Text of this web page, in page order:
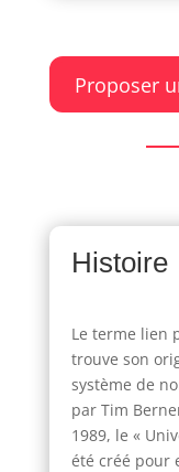
Proposer
Histoire
Le terme lien
trouve son
système de
par Tim
1989, le «
été créé pour